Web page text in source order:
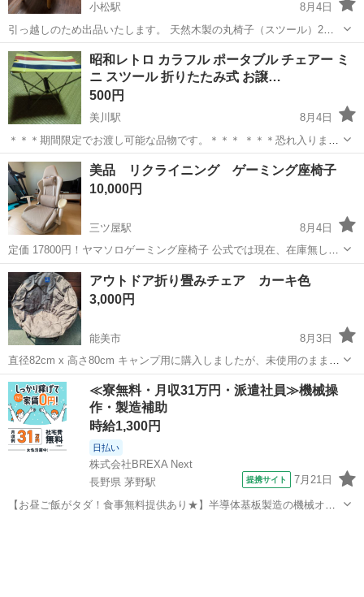
小松駅
8月4日
引っ越しのため出品いたします。 天然木製の丸椅子（スツール）2脚
セットです。 【商品情報】 * 数量：2脚 * カラー：ナチュラル * 購入
時期：2026年2月 * 購入価格：5,960円（2脚） * 重ねて収納可能（...
石川 小松市 小松駅
昭和レトロ カラフル ポータブル チェアー ミ
ニ スツール 折りたたみ式 お譲…
500円
美川駅
8月4日
＊＊＊期間限定でお渡し可能な品物です。＊＊＊ ＊＊＊恐れ入ります
が、私のプロフィールもあわせてお読みいただけると助かります。＊
＊＊ カラフル ポータブル チェアー ミニ スツール 折りたたみ式 １点
を...
石川 白山市 美川駅 椅子 ありません
美品 リクライニング ゲーミング座椅子
10,000円
三ツ屋駅
8月4日
定価 17800円！ヤマソロゲーミング座椅子 公式では現在、在庫無し！
1年前に購入、クッションを敷いて使っていたので、 座面のへたり無
し！ 360度回転 リクライニング機能付きで、疲れにくい仕様になっ
ています。組み立て済...
石川 金沢市 三ツ屋駅 椅子
アウトドア折り畳みチェア カーキ色
3,000円
能美市
8月3日
直径82cm x 高さ80cm キャンプ用に購入しましたが、未使用のまま長
期間保管していました。 今後も使用する予定がないので手離します。
ミリタリー 軍幕 ソロデュオ ファミリー リラックス 庭キャン ぼっち
石川 能美市 椅子 カーキ
≪寮無料・月収31万円・派遣社員≫機械操
作・製造補助
時給1,300円
日払い
株式会社BREXA Next
長野県 茅野駅
提携サイト 7月21日
【お昼ご飯がタダ！食事無料提供あり★】半導体基板製造の機械オペ